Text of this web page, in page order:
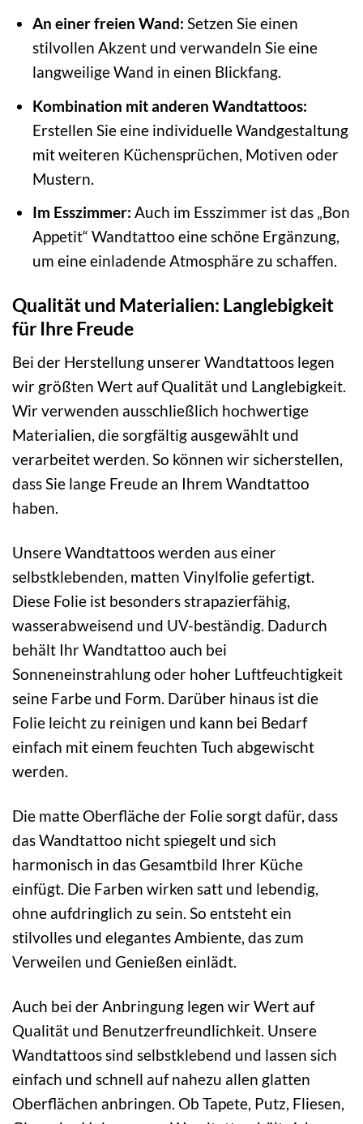
An einer freien Wand: Setzen Sie einen
stilvollen Akzent und verwandeln Sie eine
langweilige Wand in einen Blickfang.
Kombination mit anderen Wandtattoos:
Erstellen Sie eine individuelle Wandgestaltung
mit weiteren Küchensprüchen, Motiven oder
Mustern.
Im Esszimmer: Auch im Esszimmer ist das „Bon
Appetit“ Wandtattoo eine schöne Ergänzung,
um eine einladende Atmosphäre zu schaffen.
Qualität und Materialien: Langlebigkeit
für Ihre Freude
Bei der Herstellung unserer Wandtattoos legen
wir größten Wert auf Qualität und Langlebigkeit.
Wir verwenden ausschließlich hochwertige
Materialien, die sorgfältig ausgewählt und
verarbeitet werden. So können wir sicherstellen,
dass Sie lange Freude an Ihrem Wandtattoo
haben.
Unsere Wandtattoos werden aus einer
selbstklebenden, matten Vinylfolie gefertigt.
Diese Folie ist besonders strapazierfähig,
wasserabweisend und UV-beständig. Dadurch
behält Ihr Wandtattoo auch bei
Sonneneinstrahlung oder hoher Luftfeuchtigkeit
seine Farbe und Form. Darüber hinaus ist die
Folie leicht zu reinigen und kann bei Bedarf
einfach mit einem feuchten Tuch abgewischt
werden.
Die matte Oberfläche der Folie sorgt dafür, dass
das Wandtattoo nicht spiegelt und sich
harmonisch in das Gesamtbild Ihrer Küche
einfügt. Die Farben wirken satt und lebendig,
ohne aufdringlich zu sein. So entsteht ein
stilvolles und elegantes Ambiente, das zum
Verweilen und Genießen einlädt.
Auch bei der Anbringung legen wir Wert auf
Qualität und Benutzerfreundlichkeit. Unsere
Wandtattoos sind selbstklebend und lassen sich
einfach und schnell auf nahezu allen glatten
Oberflächen anbringen. Ob Tapete, Putz, Fliesen,